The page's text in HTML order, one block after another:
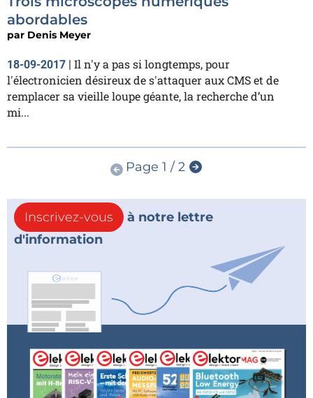
abordables
par Denis Meyer
18-09-2017
Il n'y a pas si longtemps, pour
l'électronicien désireux de s'attaquer aux CMS et de
remplacer sa vieille loupe géante, la recherche d’un
mi...
Page 1 / 2
Inscrivez-vous
à notre lettre
d'information